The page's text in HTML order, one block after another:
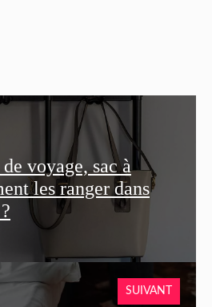
voyage, sac à
les ranger dans
SUIVANT